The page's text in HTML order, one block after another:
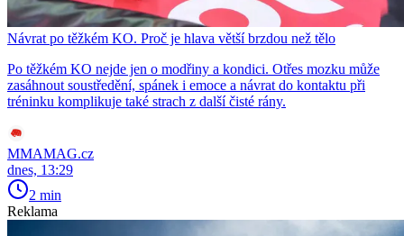
Návrat po těžkém KO. Proč je hlava větší brzdou než tělo
Po těžkém KO nejde jen o modřiny a kondici. Otřes mozku může
zasáhnout soustředění, spánek i emoce a návrat do kontaktu při
tréninku komplikuje také strach z další čisté rány.
MMAMAG.cz
dnes, 13:29
2 min
Reklama